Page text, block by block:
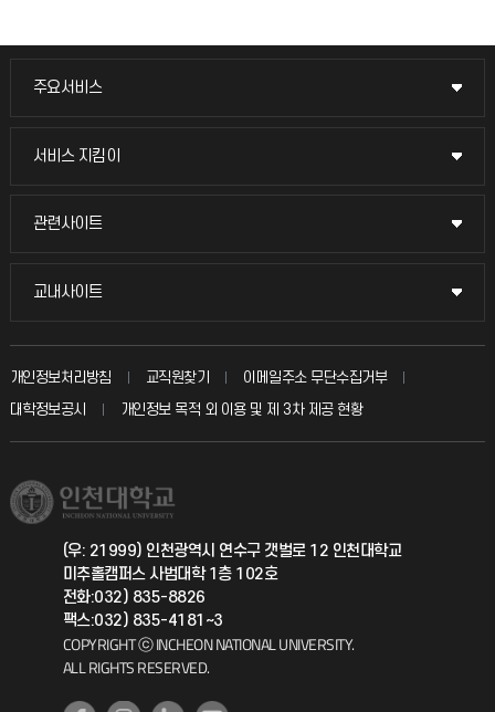
주요서비스
주요서비스
교무회의방송
입학안내
취업정보(학생)
서비스 지킴이
서비스 지킴이
묻고 답하기
칭찬마당
학생서비스 지킴이
관련사이트
관련사이트
국방헬프콜
총동문회
교내사이트
교내사이트
교수회
교육혁신본부
국제지원과
공자아카데미
기초교육원
개인정보처리방침 교직원찾기
이메일주소 무단수집거부
대학정보공시
개인정보 목적 외 이용 및 제 3차 제공 현황
(우: 21999) 인천광역시 연수구 갯벌로 12 인천대학교
미추홀캠퍼스 사범대학 1층 102호
전화:032) 835-8826
팩스:032) 835-4181~3
COPYRIGHT ⓒ INCHEON NATIONAL UNIVERSITY.
ALL RIGHTS RESERVED.